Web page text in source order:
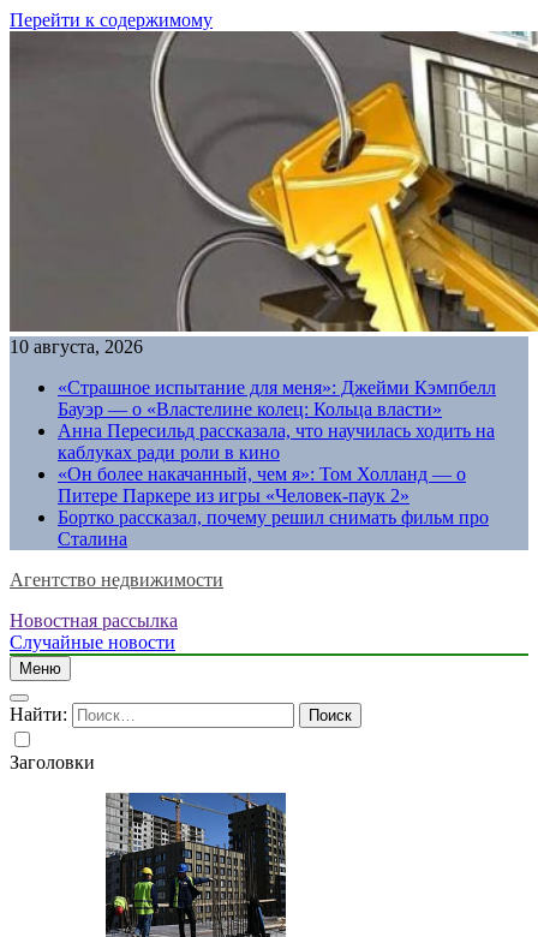
Перейти к содержимому
10 августа, 2026
«Страшное испытание для меня»: Джейми Кэмпбелл
Бауэр — о «Властелине колец: Кольца власти»
Анна Пересильд рассказала, что научилась ходить на
каблуках ради роли в кино
«Он более накачанный, чем я»: Том Холланд — о
Питере Паркере из игры «Человек-паук 2»
Бортко рассказал, почему решил снимать фильм про
Сталина
Агентство недвижимости
Новостная рассылка
Случайные новости
Меню
Найти:
Заголовки